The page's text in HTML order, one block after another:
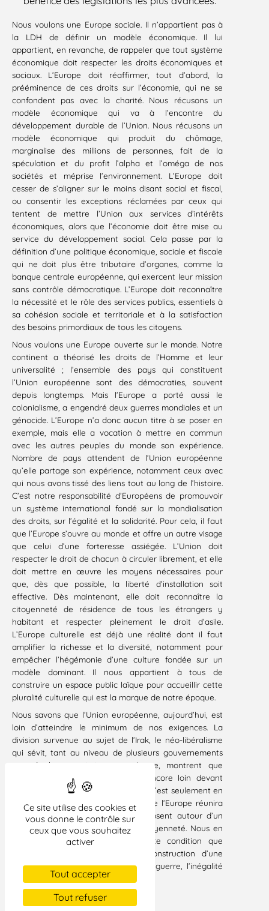
Ce site utilise des cookies et
vous donne le contrôle sur
ceux que vous souhaitez
activer
Tout accepter
Tout refuser
Nous voulons une Europe sociale. Il n’appartient pas à
la LDH de définir un modèle économique. Il lui
appartient, en revanche, de rappeler que tout système
économique doit respecter les droits économiques et
sociaux. L’Europe doit réaffirmer, tout d’abord, la
prééminence de ces droits sur l’économie, qui ne se
confondent pas avec la charité. Nous récusons un
modèle économique qui va à l’encontre du
développement durable de l’Union. Nous récusons un
modèle économique qui produit du chômage,
marginalise des millions de personnes, fait de la
spéculation et du profit l’alpha et l’oméga de nos
sociétés et méprise l’environnement. L’Europe doit
cesser de s’aligner sur le moins disant social et fiscal,
ou consentir les exceptions réclamées par ceux qui
tentent de mettre l’Union aux services d’intérêts
économiques, alors que l’économie doit être mise au
service du développement social. Cela passe par la
définition d’une politique économique, sociale et fiscale
qui ne doit plus être tributaire d’organes, comme la
banque centrale européenne, qui exercent leur mission
sans contrôle démocratique. L’Europe doit reconnaître
la nécessité et le rôle des services publics, essentiels à
sa cohésion sociale et territoriale et à la satisfaction
des besoins primordiaux de tous les citoyens.
Nous voulons une Europe ouverte sur le monde. Notre
continent a théorisé les droits de l’Homme et leur
universalité ; l’ensemble des pays qui constituent
l’Union européenne sont des démocraties, souvent
depuis longtemps. Mais l’Europe a porté aussi le
colonialisme, a engendré deux guerres mondiales et un
génocide. L’Europe n’a donc aucun titre à se poser en
exemple, mais elle a vocation à mettre en commun
avec les autres peuples du monde son expérience.
Nombre de pays attendent de l’Union européenne
qu’elle partage son expérience, notamment ceux avec
qui nous avons tissé des liens tout au long de l’histoire.
C’est notre responsabilité d’Européens de promouvoir
un système international fondé sur la mondialisation
des droits, sur l’égalité et la solidarité. Pour cela, il faut
que l’Europe s’ouvre au monde et offre un autre visage
que celui d’une forteresse assiégée. L’Union doit
respecter le droit de chacun à circuler librement, et elle
doit mettre en œuvre les moyens nécessaires pour
que, dès que possible, la liberté d’installation soit
effective. Dès maintenant, elle doit reconnaître la
citoyenneté de résidence de tous les étrangers y
habitant et respecter pleinement le droit d’asile.
L’Europe culturelle est déjà une réalité dont il faut
amplifier la richesse et la diversité, notamment pour
empêcher l’hégémonie d’une culture fondée sur un
modèle dominant. Il nous appartient à tous de
construire un espace public laïque pour accueillir cette
pluralité culturelle qui est la marque de notre époque.
Nous savons que l’Union européenne, aujourd’hui, est
loin d’atteindre le minimum de nos exigences. La
division survenue au sujet de l’Irak, le néo-libéralisme
qui sévit, tant au niveau de plusieurs gouvernements
que de la commission européenne, montrent que
l’Europe politique et sociale est encore loin devant
nous. Nous en sommes convaincus : c’est seulement en
nous engageant dans cette voie que l’Europe réunira
les citoyens des pays qui la composent autour d’un
projet fondateur d’une nouvelle citoyenneté. Nous en
sommes convaincus : c’est à cette condition que
l’Europe pourra participer à la construction d’une
société internationale qui rejette la guerre, l’inégalité
et les nationalismes.
TÉLÉCHARGER LE DOCUMENT AU FORMAT PDF